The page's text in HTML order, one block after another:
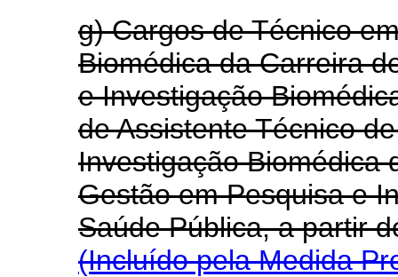
g) Cargos de Técnico
Biomédica da Carreira
e Investigação
de Assistente Técnico
Investigação Biomédica
Gestão em Pesquisa e
Saúde Pública, a partir
(Incluído pela Medida